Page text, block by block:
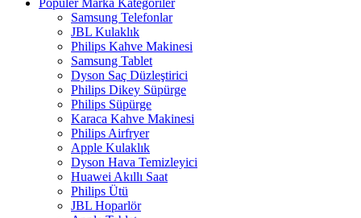
Popüler Marka Kategoriler
Samsung Telefonlar
JBL Kulaklık
Philips Kahve Makinesi
Samsung Tablet
Dyson Saç Düzleştirici
Philips Dikey Süpürge
Philips Süpürge
Karaca Kahve Makinesi
Philips Airfryer
Apple Kulaklık
Dyson Hava Temizleyici
Huawei Akıllı Saat
Philips Ütü
JBL Hoparlör